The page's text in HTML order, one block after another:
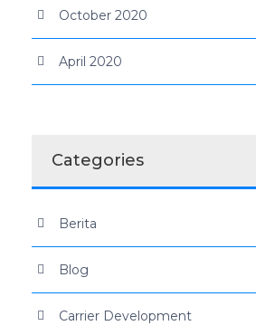
October 2020
April 2020
Categories
Berita
Blog
Carrier Development